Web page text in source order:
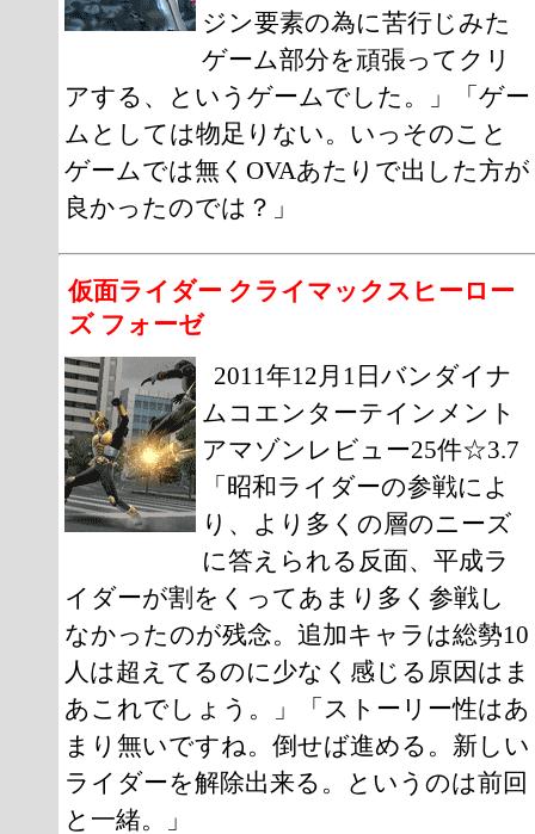
ジン要素の為に苦行じみた
ゲーム部分を頑張ってクリ
アする、というゲームでした。」「ゲー
ムとしては物足りない。いっそのこと
ゲームでは無くOVAあたりで出した方が
良かったのでは？」
仮面ライダー クライマックスヒーロー
ズ フォーゼ
2011年12月1日バンダイナ
ムコエンターテインメント
アマゾンレビュー25件☆3.7
「昭和ライダーの参戦によ
り、より多くの層のニーズ
に答えられる反面、平成ラ
イダーが割をくってあまり多く参戦し
なかったのが残念。追加キャラは総勢10
人は超えてるのに少なく感じる原因はま
あこれでしょう。」「ストーリー性はあ
まり無いですね。倒せば進める。新しい
ライダーを解除出来る。というのは前回
と一緒。」